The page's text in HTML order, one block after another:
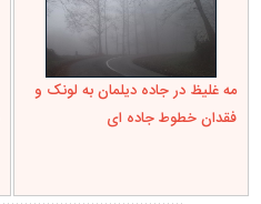
مه غلیظ در جاده دیلمان به لونک و
فقدان خطوط جاده ای